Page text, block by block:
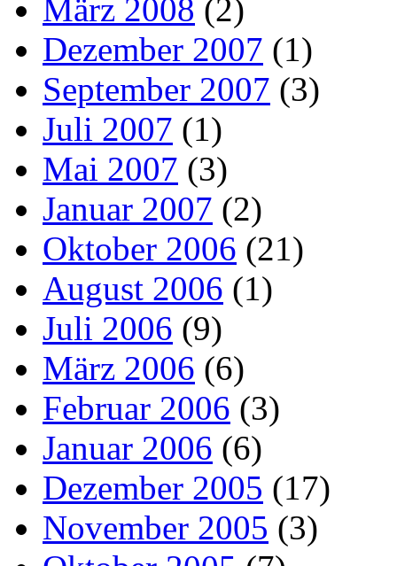
März 2008 (2)
Dezember 2007 (1)
September 2007 (3)
Juli 2007 (1)
Mai 2007 (3)
Januar 2007 (2)
Oktober 2006 (21)
August 2006 (1)
Juli 2006 (9)
März 2006 (6)
Februar 2006 (3)
Januar 2006 (6)
Dezember 2005 (17)
November 2005 (3)